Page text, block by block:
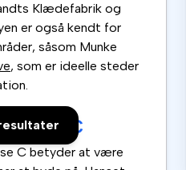
Klædefabrik og
er også kendt for
såsom Munke
, som er ideelle steder
C
C betyder at være